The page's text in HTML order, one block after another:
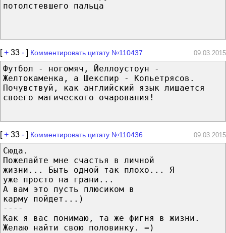
потолстевшего пальца
[+ 33 - ] Комментировать цитату №110437 09.03.2015
Футбол - ногомяч, Йеллоустоун -
Желтокаменка, а Шекспир - Копьетрясов.
Почувствуй, как английский язык лишается
своего магического очарования!
[+ 33 - ] Комментировать цитату №110436 09.03.2015
Сюда.
Пожелайте мне счастья в личной
жизни... Быть одной так плохо... Я
уже просто на грани...
А вам это пусть плюсиком в
карму пойдет...)
----
Как я вас понимаю, та же фигня в жизни.
Желаю найти свою половинку. =)